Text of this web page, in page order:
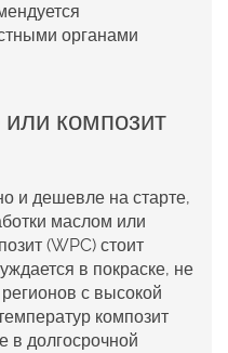
органами
композит
и дешевле на старте,
маслом или
(WPC) стоит
в покраске, не
с высокой
композит
в долгосрочной